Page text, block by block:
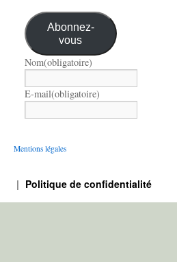
Abonnez-
vous
Nom(obligatoire)
E-mail(obligatoire)
Mentions légales
Politique de confidentialité